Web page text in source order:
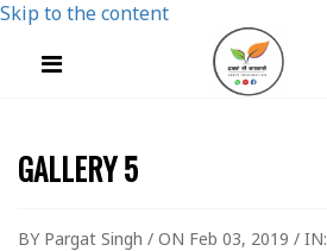
Skip to the content
GALLERY 5
BY Pargat Singh / ON Feb 03, 2019 / IN: